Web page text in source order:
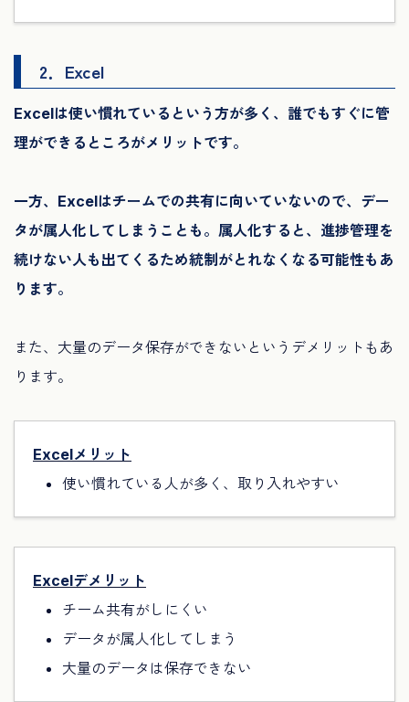
2．Excel
Excelは使い慣れているという方が多く、誰でもすぐに管
理ができるところがメリットです。
一方、Excelはチームでの共有に向いていないので、デー
タが属人化してしまうことも。属人化すると、進捗管理を
続けない人も出てくるため統制がとれなくなる可能性もあ
ります。
また、大量のデータ保存ができないというデメリットもあ
ります。
Excelメリット
使い慣れている人が多く、取り入れやすい
Excelデメリット
チーム共有がしにくい
データが属人化してしまう
大量のデータは保存できない